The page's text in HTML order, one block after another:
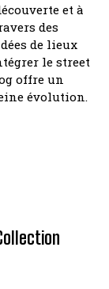
et à
des
de lieux
le street
offre un
évolution.